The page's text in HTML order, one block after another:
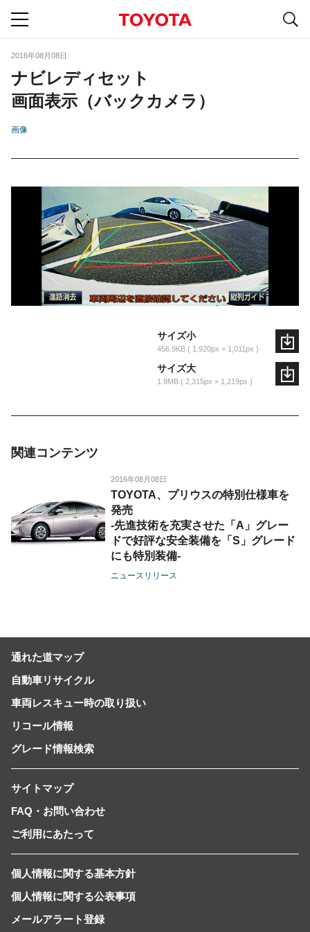
2016年08月08日
ナビレディセット
画面表示（バックカメラ）
画像
サイズ小
456.9KB 1,920px × 1,011px
サイズ大
1.9MB 2,315px × 1,219px
関連コンテンツ
2016年08月08日
TOYOTA、プリウスの特別仕様車を
発売
-先進技術を充実させた「A」グレー
ドで好評な安全装備を「S」グレード
にも特別装備-
ニュースリリース
通れた道マップ
自動車リサイクル
車両レスキュー時の取り扱い
リコール情報
グレード情報検索
サイトマップ
FAQ・お問い合わせ
ご利用にあたって
個人情報に関する基本方針
個人情報に関する公表事項
メールアラート登録